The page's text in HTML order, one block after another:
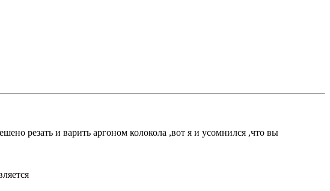
резать и варить аргоном колокола ,вот я и усомнился ,что вы